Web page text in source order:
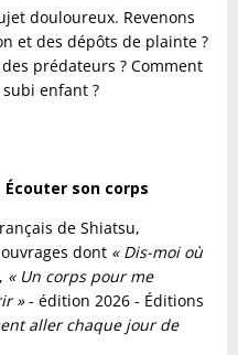
douloureux. Revenons
et des dépôts de plainte ?
prédateurs ? Comment
enfant ?
Écouter son corps
de Shiatsu,
dont « Dis-moi où
, « Un corps pour me
»- édition 2026 - Éditions
aller chaque jour de